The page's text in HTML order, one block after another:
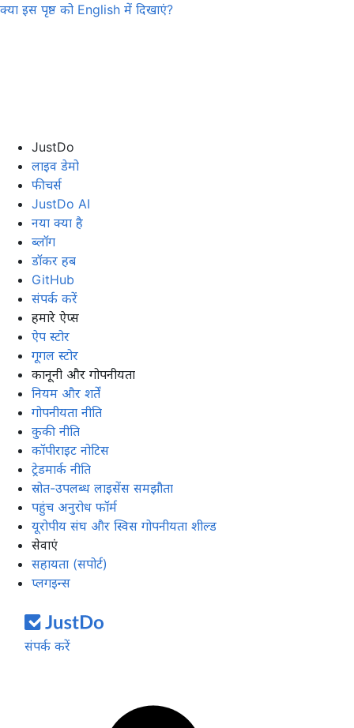
क्या इस पृष्ठ को English में दिखाएं?
JustDo
लाइव डेमो
फीचर्स
JustDo AI
नया क्या है
ब्लॉग
डॉकर हब
GitHub
संपर्क करें
हमारे ऐप्स
ऐप स्टोर
गूगल स्टोर
कानूनी और गोपनीयता
नियम और शर्तें
गोपनीयता नीति
कुकी नीति
कॉपीराइट नोटिस
ट्रेडमार्क नीति
स्रोत-उपलब्ध लाइसेंस समझौता
पहुंच अनुरोध फॉर्म
यूरोपीय संघ और स्विस गोपनीयता शील्ड
सेवाएं
सहायता (सपोर्ट)
प्लगइन्स
संपर्क करें